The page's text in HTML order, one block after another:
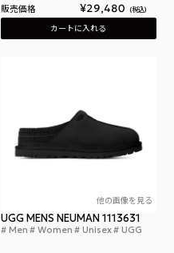
販売価格 ¥29,480 税込
カートに入れる
他の画像を見る
UGG MENS NEUMAN 1113631
Men Women Unisex UGG